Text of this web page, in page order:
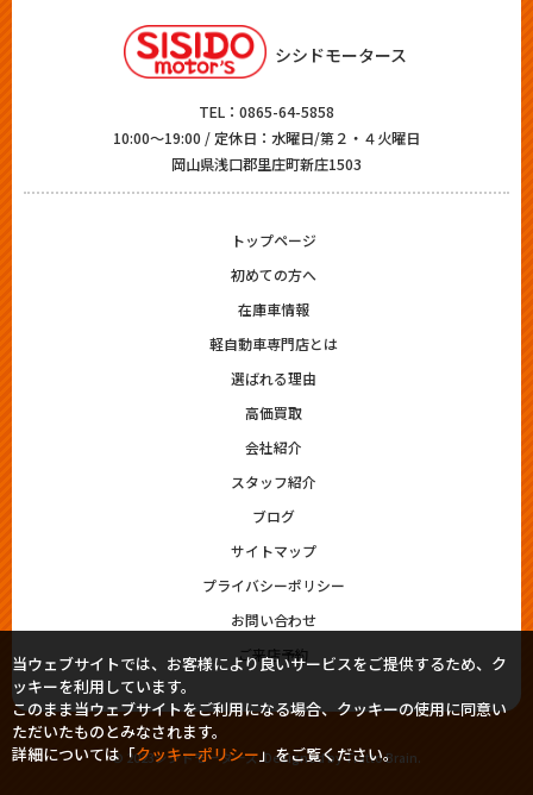
シシドモータース
TEL： 0865-64-5858
10:00～19:00 / 定休日：水曜日/第２・４火曜日
岡山県浅口郡里庄町新庄1503
トップページ
初めての方へ
在庫車情報
軽自動車専門店とは
選ばれる理由
高価買取
会社紹介
スタッフ紹介
ブログ
サイトマップ
プライバシーポリシー
お問い合わせ
ご来店予約
© 2023シシドモータース. Designed byTratto Brain.
当ウェブサイトでは、お客様により良いサービスをご提供するため、ク
ッキーを利用しています。
このまま当ウェブサイトをご利用になる場合、クッキーの使用に同意い
ただいたものとみなされます。
詳細については「クッキーポリシー」をご覧ください。